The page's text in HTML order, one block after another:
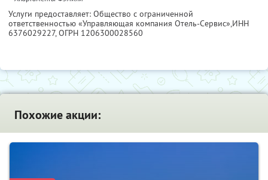
Услуги предоставляет: Общество с ограниченной
ответственностью «Управляющая компания Отель-Сервис»,ИНН
6376029227, ОГРН 1206300028560
Похожие акции: